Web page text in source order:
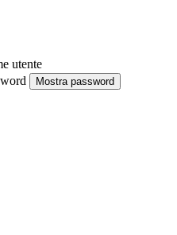
utente
Mostra password